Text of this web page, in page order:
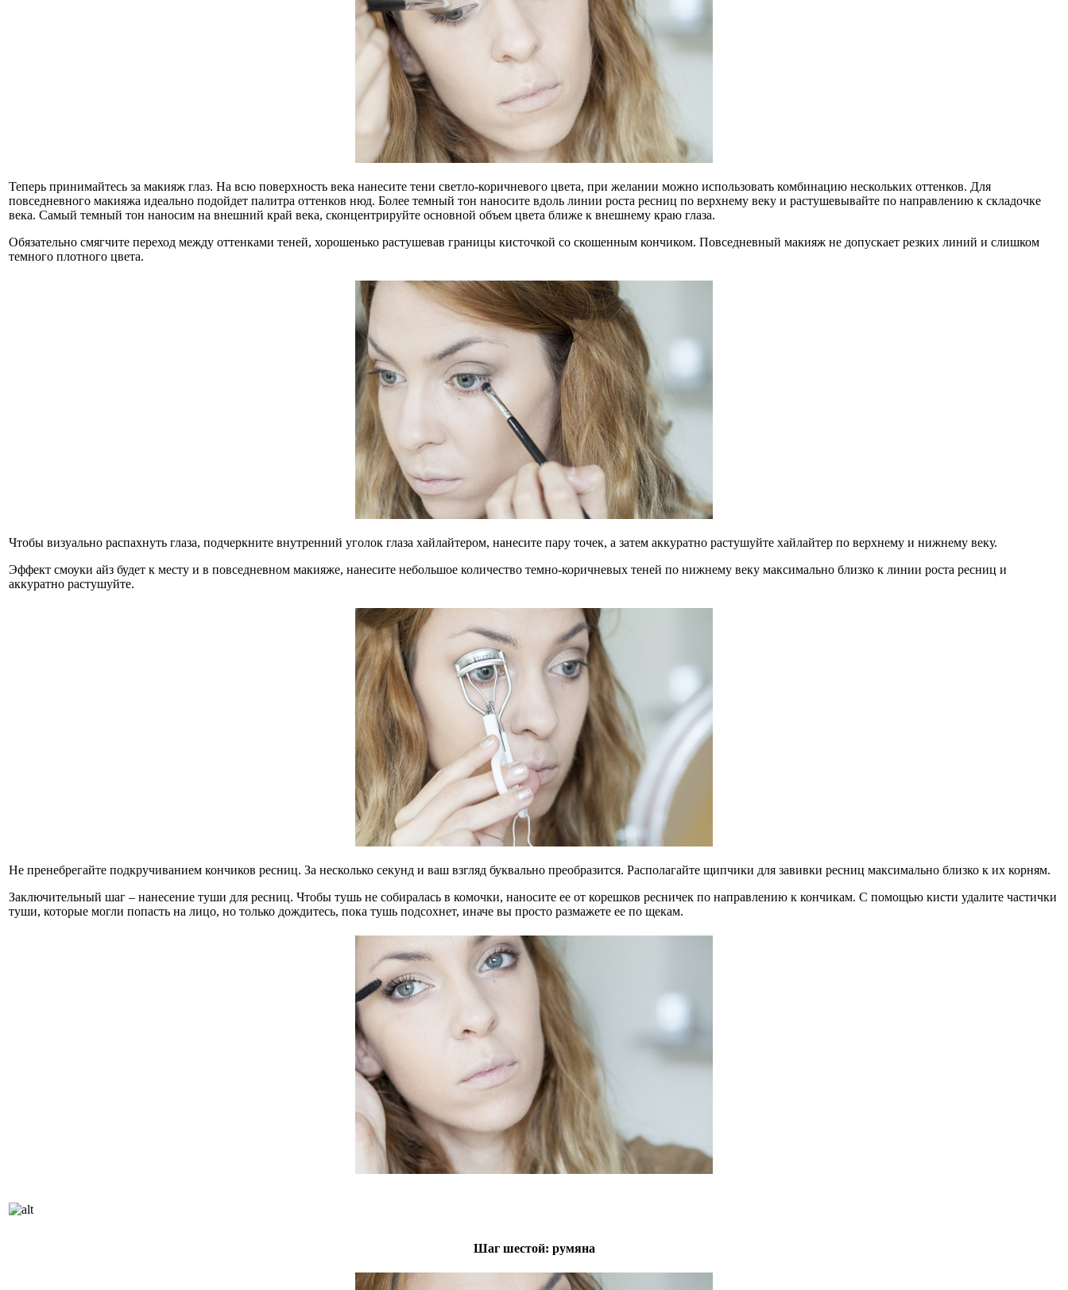
Теперь принимайтесь за макияж глаз. На всю поверхность века нанесите тени светло-коричневого цвета, при желании можно использовать комбинацию нескольких оттенков. Для
повседневного макияжа идеально подойдет палитра оттенков нюд. Более темный тон наносите вдоль линии роста ресниц по верхнему веку и растушевывайте по направлению к складочке
века. Самый темный тон наносим на внешний край века, сконцентрируйте основной объем цвета ближе к внешнему краю глаза.
Обязательно смягчите переход между оттенками теней, хорошенько растушевав границы кисточкой со скошенным кончиком. Повседневный макияж не допускает резких линий и слишком
темного плотного цвета.
Чтобы визуально распахнуть глаза, подчеркните внутренний уголок глаза хайлайтером, нанесите пару точек, а затем аккуратно растушуйте хайлайтер по верхнему и нижнему веку.
Эффект смоуки айз будет к месту и в повседневном макияже, нанесите небольшое количество темно-коричневых теней по нижнему веку максимально близко к линии роста ресниц и
аккуратно растушуйте.
Не пренебрегайте подкручиванием кончиков ресниц. За несколько секунд и ваш взгляд буквально преобразится. Располагайте щипчики для завивки ресниц максимально близко к их корням.
Заключительный шаг – нанесение туши для ресниц. Чтобы тушь не собиралась в комочки, наносите ее от корешков ресничек по направлению к кончикам. С помощью кисти удалите частички
туши, которые могли попасть на лицо, но только дождитесь, пока тушь подсохнет, иначе вы просто размажете ее по щекам.
Шаг шестой: румяна